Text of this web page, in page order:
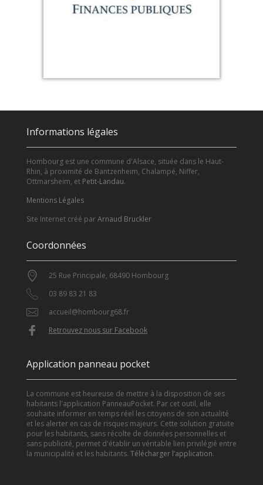
Informations légales
Hombourg est une commune d'Alsace, située dans le Haut-
Rhin, à proximité de Bantzenheim, Chalampé, Niffer,
Ottmarsheim, et Petit-Landau.
Mentions Légales
Site Internet créé parArnaud Bruckler
Coordonnées
25 Rue Principale, 68490 Hombourg
03 89 83 21 83
accueil@hombourg68.fr
Retrouvez nous sur Facebook
Application panneau pocket
La commune est heureuse de mettre à la disposition de ses
habitants l'application PanneauPocket. Par cet outil, elle
souhaite informer en temps réel les citoyens de son actualité
et les alerter en cas de risques majeurs. Cette solution gratuite
pour les habitants, sans récolte de données personnelles et
sans publicité, permet d'établir un véritable lien privilégié entre
la municipalité et les habitants. Télécharger l’application.